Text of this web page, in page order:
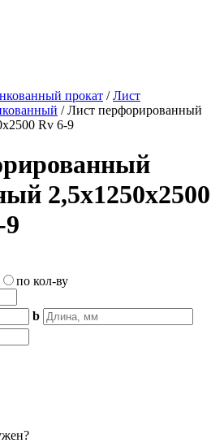
прокат /Лист
/Лист перфорированный
Rv 6-9
2,5х1250х2500
по кол-ву
b